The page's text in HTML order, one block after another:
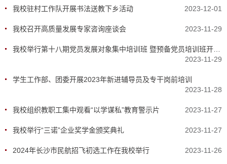
我校驻村工作队开展书法送教下乡活动 2023-12-01
我校召开高质量发展专家咨询座谈会 2023-11-29
我校举行第十八期党员发展对象集中培训班 暨预备党员培训班开班仪式
2023-11-29
学生工作部、团委开展2023年新进辅导员及专干岗前培训
2023-11-28
我校组织教职工集中观看“以学谋私”教育警示片 2023-11-27
我校举行“三诺”企业奖学金颁奖典礼 2023-11-27
2024年长沙市民航招飞初选工作在我校举行 2023-11-26